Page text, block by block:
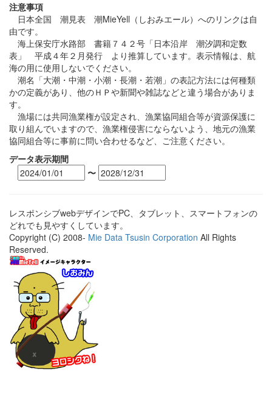
注意事項
日本全国 潮見表 潮MieYell（しおみエール）へのリンクは自
由です。
海上保安庁水路部 書籍７４２号「日本沿岸 潮汐調和定数
表」 平成４年２月発行 より推算しています。表示情報は、航
海の用に使用しないでください。
潮名「大潮・中潮・小潮・長潮・若潮」の表記方法には何種類
かの定義があり、他のＨＰや新聞や雑誌などと違う場合がありま
す。
漁場には共同漁業権が設定され、漁業協同組合等が資源保護に
取り組んでいますので、漁業権侵害にならないよう、地元の漁業
協同組合等に事前に問い合わせるなど、ご注意ください。
データ表示期間
〜
レスポンシブwebデザインでPC、タブレット、スマートフォンの
どれでも見やすくしています。
Copyright (C) 2008- Mie Data Tsusin Corporation All Rights
Reserved.